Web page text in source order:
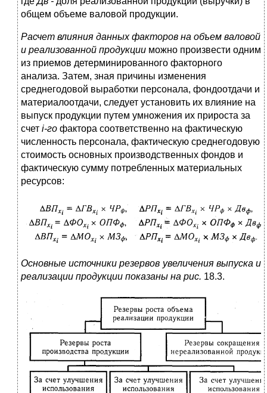
общем объеме валовой продукции.
Расчет влияния данных факторов на объем валовой
и реализованной продукции можно произвести одним
из приемов детерминированного факторного
анализа. Затем, зная причины изменения
среднегодовой выработки персонала, фондоотдачи и
материалоотдачи, следует установить их влияние на
выпуск продукции путем умножения их прироста за
счет i-го фактора соответственно на фактическую
численность персонала, фактическую среднегодовую
стоимость основных производственных фондов и
фактическую сумму потребленных материальных
ресурсов:
Основные источники резервов увеличения выпуска и
реализации продукции показаны на рис. 18.3.